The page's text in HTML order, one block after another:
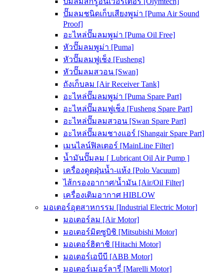
ปั๊มลมชนิดเก็บเสียงพูม่า [Puma Air Sound
Proof]
อะไหล่ปั๊มลมพูม่า [Puma Oil Free]
หัวปั๊มลมพูม่า [Puma]
หัวปั๊มลมฟูเช็ง [Fusheng]
หัวปั๊มลมสวอน [Swan]
ถังเก็บลม [Air Receiver Tank]
อะไหล่ปั๊มลมพูม่า [Puma Spare Part]
อะไหล่ปั๊มลมฟูเช็ง [Fusheng Spare Part]
อะไหล่ปั๊มลมสวอน [Swan Spare Part]
อะไหล่ปั๊มลมชางแอร์ [Shangair Spare Part]
เมนไลน์ฟิลเตอร์ [MainLine Filter]
น้ำมันปั๊มลม [ Lubricant Oil Air Pump ]
เครื่องดูดฝุ่นน้ำ-แห้ง [Polo Vacuum]
ไส้กรองอากาศ/น้ำมัน [Air/Oil Filter]
เครื่องเติมอากาศ HIBLOW
มอเตอร์อุตสาหกรรม [Industrial Electric Motor]
มอเตอร์ลม [Air Motor]
มอเตอร์มิตซูบิชิ [Mitsubishi Motor]
มอเตอร์ฮิตาชิ [Hitachi Motor]
มอเตอร์เอบีบี [ABB Motor]
มอเตอร์เมอร์ลารี่ [Marelli Motor]